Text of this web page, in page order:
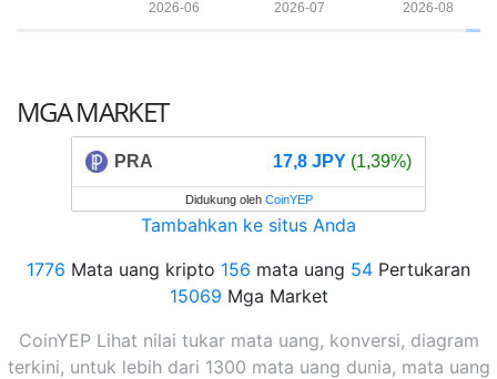
2026-08
2026-07
2026-06
MGA MARKET
PRA 17,8 JPY (1,39%)
Didukung oleh CoinYEP
Tambahkan ke situs Anda
1776 Mata uang kripto 156 mata uang 54 Pertukaran
15069 Mga Market
CoinYEP Lihat nilai tukar mata uang, konversi, diagram
terkini, untuk lebih dari 1300 mata uang dunia, mata uang